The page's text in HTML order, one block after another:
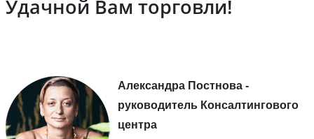
Удачной Вам торговли!
Александра Постнова -
руководитель Консалтингового
центра